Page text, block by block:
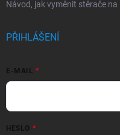
Návod, jak vyměnit stěrače
PŘIHLÁŠENÍ
E-MAIL
HESLO